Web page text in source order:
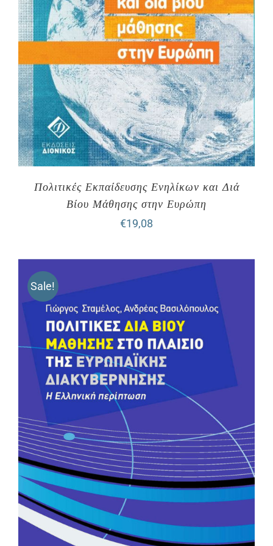
Πολιτικές Εκπαίδευσης Ενηλίκων και Διά
Βίου Μάθησης στην Ευρώπη
€19,08
Sale!